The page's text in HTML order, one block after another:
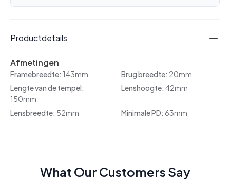
Productdetails
Afmetingen
Framebreedte: 143mm Brug breedte: 20mm
Lengte van de tempel:
150mm
Lenshoogte: 42mm
Lensbreedte: 52mm Minimale PD: 63mm
What Our Customers Say